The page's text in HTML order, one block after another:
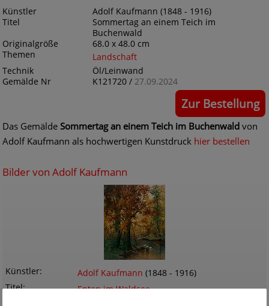
Künstler
Adolf Kaufmann (1848 - 1916)
Titel
Sommertag an einem Teich im
Buchenwald
Originalgröße
68.0 x 48.0 cm
Themen
Landschaft
Technik
Öl/Leinwand
Gemälde Nr
K121720 / 27.09.2024
Zur Bestellung
Das GemäldeSommertag an einem Teich im Buchenwald von
Adolf Kaufmann als hochwertigen Kunstdruck hier bestellen
Bilder von Adolf Kaufmann
Künstler Adolf Kaufmann (1848 - 1916)
Titel
Enten im Waldsee